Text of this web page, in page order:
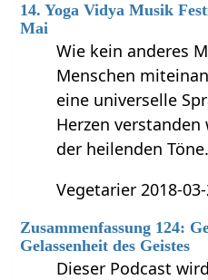
14. Yoga Vidya Musik
Mai
Wie kein anderes
Menschen
eine universelle
Herzen
der heilenden
Vegetarier 2018-
Zusammenfassung 124:
Gelassenheit des Geistes
Dieser Podcast